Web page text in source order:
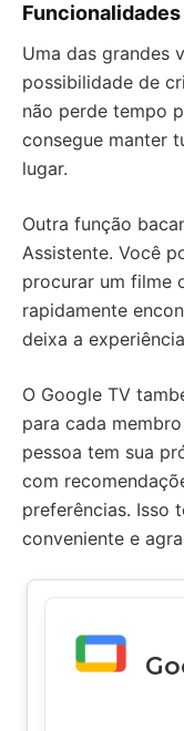
Uma das grandes
possibilidade de
não perde tempo
consegue manter
lugar.
Outra função
Assistente. Você
procurar um filme
rapidamente
deixa a
O Google TV
para cada
pessoa tem sua
com
preferências. Isso
conveniente e